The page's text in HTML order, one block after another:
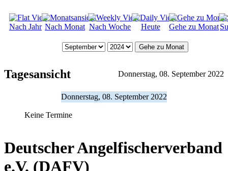
Nach Jahr Nach Monat Nach Woche Heute Gehe zu Monat
Gehe zu Monat
Tagesansicht Donnerstag, 08. September 2022
Donnerstag, 08. September 2022
Keine Termine
Deutscher Angelfischerverband
e.V. (DAFV)